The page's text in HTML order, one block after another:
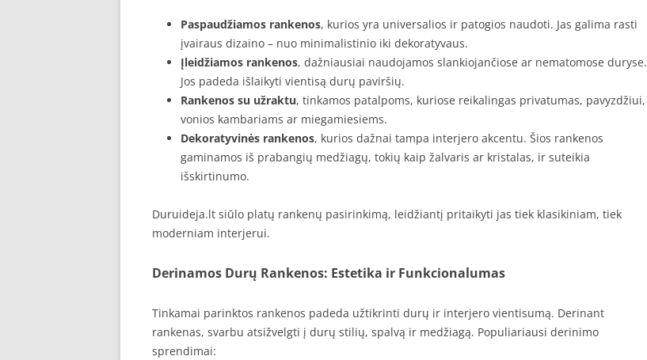
Paspaudžiamos rankenos, kurios yra universalios ir patogios naudoti. Jas galima rasti
įvairaus dizaino – nuo minimalistinio iki dekoratyvaus.
Įleidžiamos rankenos, dažniausiai naudojamos slankiojančiose ar nematomose duryse.
Jos padeda išlaikyti vientisą durų paviršių.
Rankenos su užraktu, tinkamos patalpoms, kuriose reikalingas privatumas, pavyzdžiui,
vonios kambariams ar miegamiesiems.
Dekoratyvinės rankenos, kurios dažnai tampa interjero akcentu. Šios rankenos
gaminamos iš prabangių medžiagų, tokių kaip žalvaris ar kristalas, ir suteikia
išskirtinumo.
Duruideja.lt siūlo platų rankenų pasirinkimą, leidžiantį pritaikyti jas tiek klasikiniam, tiek
moderniam interjerui.
Derinamos Durų Rankenos: Estetika ir Funkcionalumas
Tinkamai parinktos rankenos padeda užtikrinti durų ir interjero vientisumą. Derinant
rankenas, svarbu atsižvelgti į durų stilių, spalvą ir medžiagą. Populiariausi derinimo
sprendimai: